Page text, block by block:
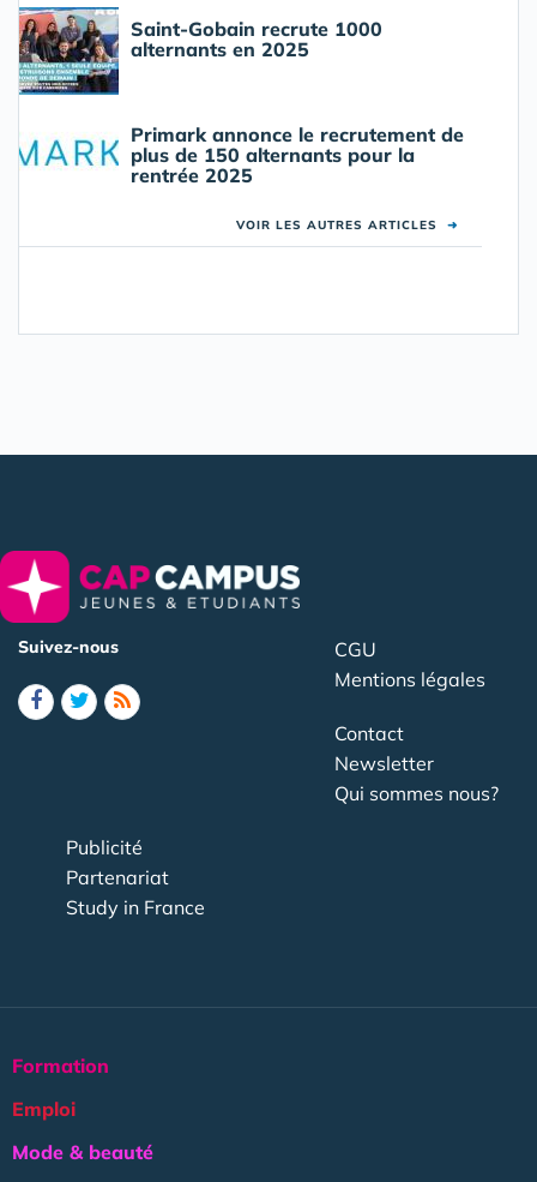
Saint-Gobain recrute 1000
alternants en 2025
Primark annonce le recrutement de
plus de 150 alternants pour la
rentrée 2025
VOIR LES AUTRES ARTICLES ➜
Suivez-nous
CGU
Mentions légales
Contact
Newsletter
Qui sommes nous?
Publicité
Partenariat
Study in France
Formation
Emploi
Mode & beauté